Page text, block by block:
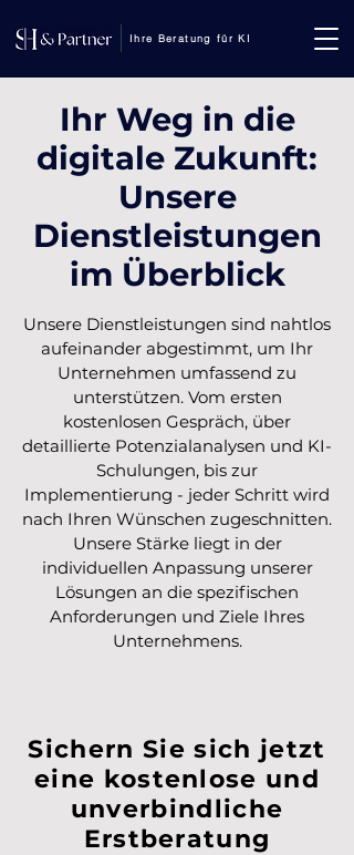
Ihre Beratung für KI
Ihr Weg in die
digitale Zukunft:
Unsere
Dienstleistungen
im Überblick
Unsere Dienstleistungen sind nahtlos
aufeinander abgestimmt, um Ihr
Unternehmen umfassend zu
unterstützen. Vom ersten
kostenlosen Gespräch, über
detaillierte Potenzialanalysen und KI-
Schulungen, bis zur
Implementierung - jeder Schritt wird
nach Ihren Wünschen zugeschnitten.
Unsere Stärke liegt in der
individuellen Anpassung unserer
Lösungen an die spezifischen
Anforderungen und Ziele Ihres
Unternehmens.
Sichern Sie sich jetzt
eine kostenlose und
unverbindliche
Erstberatung